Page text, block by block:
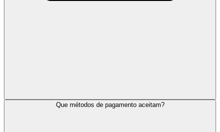
Que métodos de pagamento aceitam?